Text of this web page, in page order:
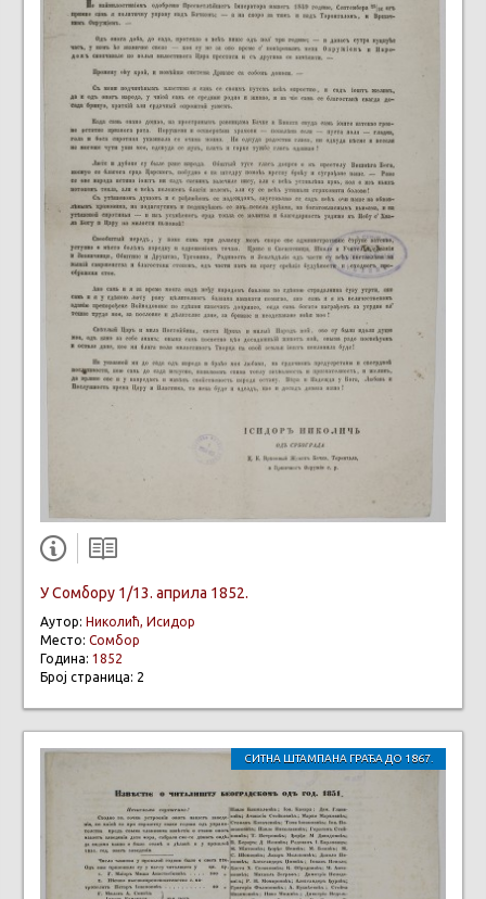
У Сомбору 1/13. априла 1852.
Аутор: Николић, Исидор
Место: Сомбор
Година: 1852
Број страница: 2
СИТНА ШТАМПАНА ГРАЂА ДО 1867.